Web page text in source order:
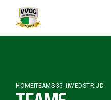
HOMETEAMS35-1 WEDSTRIJD